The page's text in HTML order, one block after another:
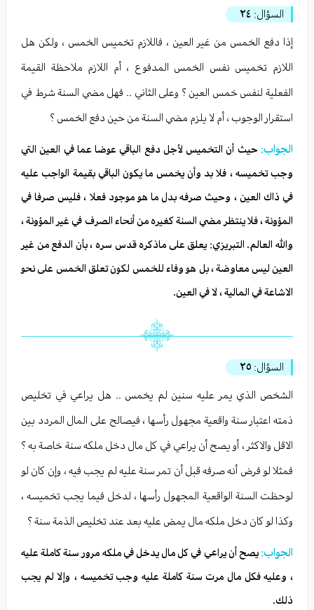
السؤال: ٢٤
إذا دفع الخمس من غير العين ، فاللازم تخميس الخمس ، ولكن هل
اللازم تخميس نفس الخمس المدفوع ، أم اللازم ملاحظة القيمة
الفعلية لنفس خمس العين ؟ وعلى الثاني .. فهل مضي السنة شرط في
استقرار الوجوب ، أم لا يلزم مضي السنة من حين دفع الخمس ؟
الجواب: حيث أن التخميس لأجل دفع الباقي عوضا عما في العين التي
وجب تخميسه ، فلا بد وأن يخمس ما يكون الباقي بقيمة الواجب عليه
في ذاك العين ، وحيث صرفه بدل ما هو موجود فعلا ، فليس صرفا في
المؤونة ، فلا ينتظر مضي السنة كغيره من أنحاء الصرف في غير المؤونة ،
والله العالم. التبريزي: يعلق على ماذكره قدس سره ، بأن الدفع من غير
العين ليس معاوضة ، بل هو وفاء للخمس لكون تعلق الخمس على نحو
الاشاعة في المالية ، لا في العين.
السؤال: ٢٥
الشخص الذي يمر عليه سنين لم يخمس .. هل يراعي في تخليص
ذمته اعتبار سنة واقعية مجهول رأسها ، فيصالح على المال المردد بين
الاقل والاكثر ، أو يصح أن يراعي في كل مال دخل ملكه سنة خاصة به ؟
فمثلا لو فرض أنه صرفه قبل أن تمر سنة عليه لم يجب فيه ، وإن كان لو
لوحظت السنة الواقعية المجهول رأسها ، لدخل فيما يجب تخميسه ،
وكذا لو كان دخل ملكه مال يمض عليه بعد عند تخليص الذمة سنة ؟
الجواب:يصح أن يراعي في كل مال يدخل في ملكه مرور سنة كاملة عليه
، وعليه فكل مال مرت سنة كاملة عليه وجب تخميسه ، وإلا لم يجب
ذلك.